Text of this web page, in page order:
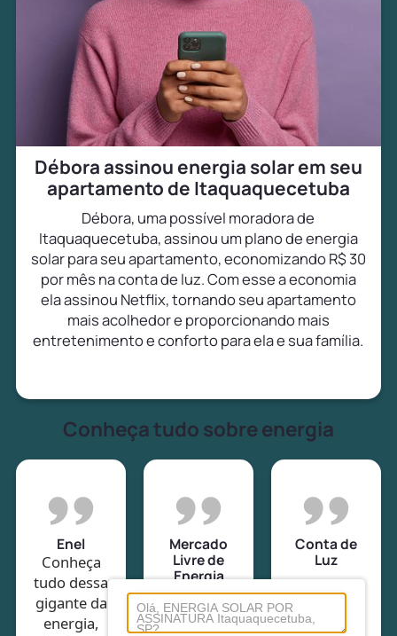
Débora assinou energia solar em seu
apartamento de Itaquaquecetuba
Débora, uma possível moradora de
Itaquaquecetuba, assinou um plano de energia
solar para seu apartamento, economizando R$ 30
por mês na conta de luz. Com esse a economia
ela assinou Netflix, tornando seu apartamento
mais acolhedor e proporcionando mais
entretenimento e conforto para ela e sua família.
Conheça tudo sobre energia
Enel
Conheça
tudo dessa
gigante da
energia,
Mercado
Livre de
Energia
Mercado
livre de
Conta de
Luz